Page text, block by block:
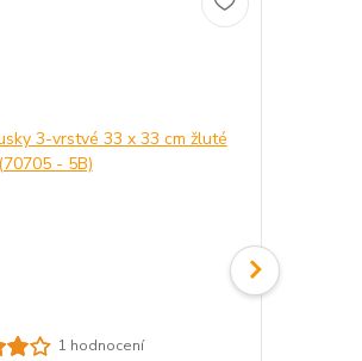
1 hodnocení